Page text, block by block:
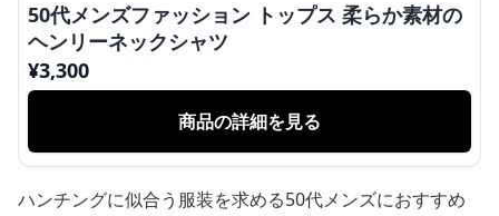
50代メンズファッション トップス 柔らか素材の
ヘンリーネックシャツ
¥3,300
商品の詳細を見る
ハンチングに似合う服装を求める50代メンズにおすすめ